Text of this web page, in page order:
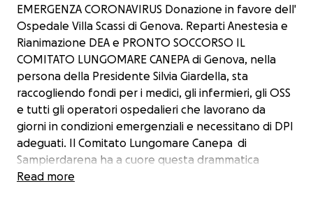
EMERGENZA CORONAVIRUS Donazione in favore dell'
Ospedale Villa Scassi di Genova. Reparti Anestesia e
Rianimazione DEA e PRONTO SOCCORSO IL
COMITATO LUNGOMARE CANEPA di Genova, nella
persona della Presidente Silvia Giardella, sta
raccogliendo fondi per i medici, gli infermieri, gli OSS
e tutti gli operatori ospedalieri che lavorano da
giorni in condizioni emergenziali e necessitano di DPI
adeguati. Il Comitato Lungomare Canepa di
Sampierdarena ha a cuore questa drammatica
situazione che coinvolge tutti noi. Vorremmo con
Read more